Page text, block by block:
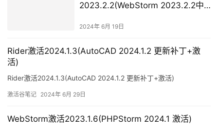
2023.2.2(WebStorm 2023.2.2中
码 支持M1)
2024年 6月 19日
Rider激活2024.1.3(AutoCAD 2024.1.2 更新补丁+激
活)
Rider激活2024.1.3(AutoCAD 2024.1.2 更新补丁+激活)
激活谷笔记 2024年 6月 29日
WebStorm激活2023.1.6(PHPStorm 2024.1 激活)